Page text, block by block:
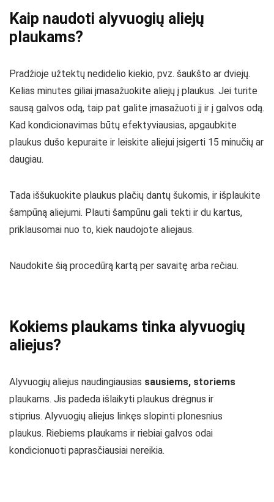
Kaip naudoti alyvuogių aliejų
plaukams?
Pradžioje užtektų nedidelio kiekio, pvz. šaukšto ar dviejų.
Kelias minutes giliai įmasažuokite aliejų į plaukus. Jei turite
sausą galvos odą, taip pat galite įmasažuoti jį ir į galvos odą.
Kad kondicionavimas būtų efektyviausias, apgaubkite
plaukus dušo kepuraite ir leiskite aliejui įsigerti 15 minučių ar
daugiau.
Tada iššukuokite plaukus plačių dantų šukomis, ir išplaukite
šampūną aliejumi. Plauti šampūnu gali tekti ir du kartus,
priklausomai nuo to, kiek naudojote aliejaus.
Naudokite šią procedūrą kartą per savaitę arba rečiau.
Kokiems plaukams tinka alyvuogių
aliejus?
Alyvuogių aliejus naudingiausias sausiems, storiems
plaukams. Jis padeda išlaikyti plaukus drėgnus ir
stiprius. Alyvuogių aliejus linkęs slopinti plonesnius
plaukus. Riebiems plaukams ir riebiai galvos odai
kondicionuoti paprasčiausiai nereikia.